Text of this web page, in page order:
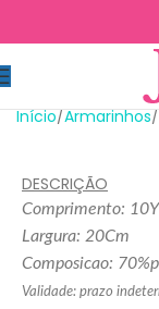
Início Armarinhos
DESCRIÇÃO
Comprimento:
Largura: 20Cm
Composicao:
Validade: prazo